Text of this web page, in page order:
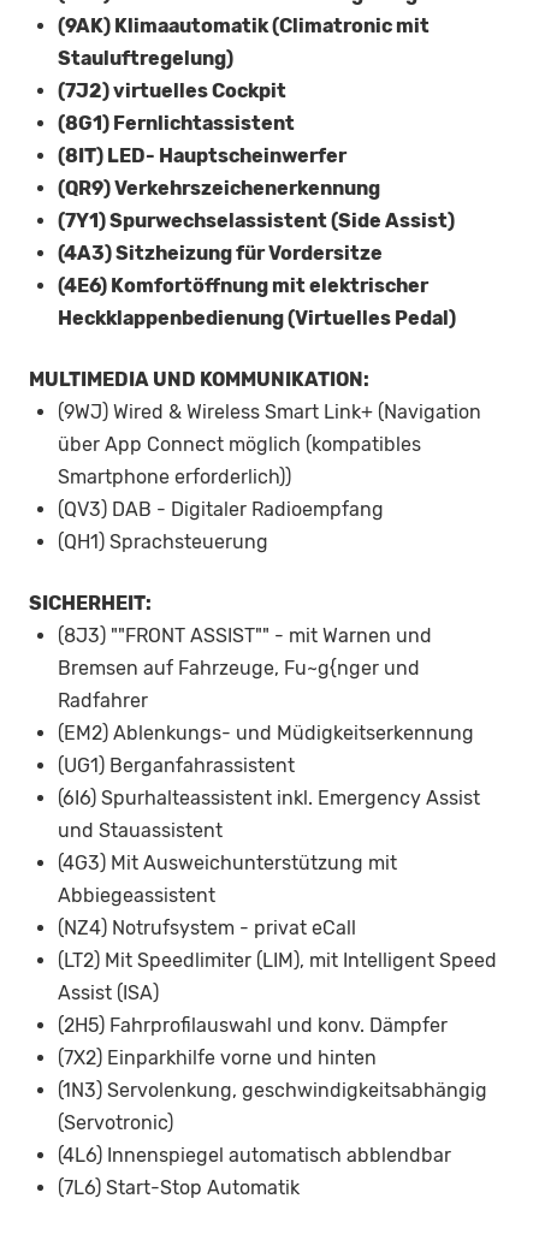
(9AK) Klimaautomatik (Climatronic mit
Stauluftregelung)
(7J2) virtuelles Cockpit
(8G1) Fernlichtassistent
(8IT) LED- Hauptscheinwerfer
(QR9) Verkehrszeichenerkennung
(7Y1) Spurwechselassistent (Side Assist)
(4A3) Sitzheizung für Vordersitze
(4E6) Komfortöffnung mit elektrischer
Heckklappenbedienung (Virtuelles Pedal)
MULTIMEDIA UND KOMMUNIKATION:
(9WJ) Wired & Wireless Smart Link+ (Navigation
über App Connect möglich (kompatibles
Smartphone erforderlich))
(QV3) DAB - Digitaler Radioempfang
(QH1) Sprachsteuerung
SICHERHEIT:
(8J3) ""FRONT ASSIST"" - mit Warnen und
Bremsen auf Fahrzeuge, Fu~g{nger und
Radfahrer
(EM2) Ablenkungs- und Müdigkeitserkennung
(UG1) Berganfahrassistent
(6I6) Spurhalteassistent inkl. Emergency Assist
und Stauassistent
(4G3) Mit Ausweichunterstützung mit
Abbiegeassistent
(NZ4) Notrufsystem - privat eCall
(LT2) Mit Speedlimiter (LIM), mit Intelligent Speed
Assist (ISA)
(2H5) Fahrprofilauswahl und konv. Dämpfer
(7X2) Einparkhilfe vorne und hinten
(1N3) Servolenkung, geschwindigkeitsabhängig
(Servotronic)
(4L6) Innenspiegel automatisch abblendbar
(7L6) Start-Stop Automatik